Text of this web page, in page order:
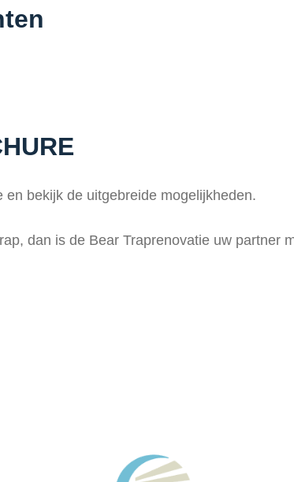
bekijk de uitgebreide mogelijkheden.
dan is de Bear Traprenovatie uw partner